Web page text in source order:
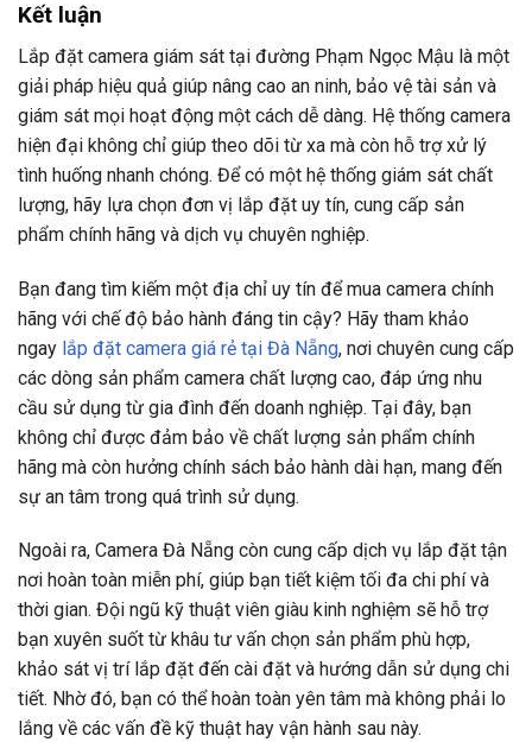
Kết luận
Lắp đặt camera giám sát tại đường Phạm Ngọc Mậu là một
giải pháp hiệu quả giúp nâng cao an ninh, bảo vệ tài sản và
giám sát mọi hoạt động một cách dễ dàng. Hệ thống camera
hiện đại không chỉ giúp theo dõi từ xa mà còn hỗ trợ xử lý
tình huống nhanh chóng. Để có một hệ thống giám sát chất
lượng, hãy lựa chọn đơn vị lắp đặt uy tín, cung cấp sản
phẩm chính hãng và dịch vụ chuyên nghiệp.
Bạn đang tìm kiếm một địa chỉ uy tín để mua camera chính
hãng với chế độ bảo hành đáng tin cậy? Hãy tham khảo
ngay lắp đặt camera giá rẻ tại Đà Nẵng, nơi chuyên cung cấp
các dòng sản phẩm camera chất lượng cao, đáp ứng nhu
cầu sử dụng từ gia đình đến doanh nghiệp. Tại đây, bạn
không chỉ được đảm bảo về chất lượng sản phẩm chính
hãng mà còn hưởng chính sách bảo hành dài hạn, mang đến
sự an tâm trong quá trình sử dụng.
Ngoài ra, Camera Đà Nẵng còn cung cấp dịch vụ lắp đặt tận
nơi hoàn toàn miễn phí, giúp bạn tiết kiệm tối đa chi phí và
thời gian. Đội ngũ kỹ thuật viên giàu kinh nghiệm sẽ hỗ trợ
bạn xuyên suốt từ khâu tư vấn chọn sản phẩm phù hợp,
khảo sát vị trí lắp đặt đến cài đặt và hướng dẫn sử dụng chi
tiết. Nhờ đó, bạn có thể hoàn toàn yên tâm mà không phải lo
lắng về các vấn đề kỹ thuật hay vận hành sau này.